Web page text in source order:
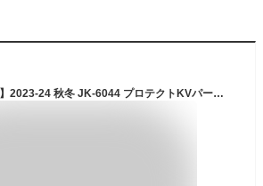
☆ * 正規品【KOMINE】2023-24 秋冬 JK-6044 プロテクトKVパーカ 秋冬 ウィンター WINTER JACKET プロテクター ツーリング メンズ レディース 大きいサイズ コミネ【バイク用品】